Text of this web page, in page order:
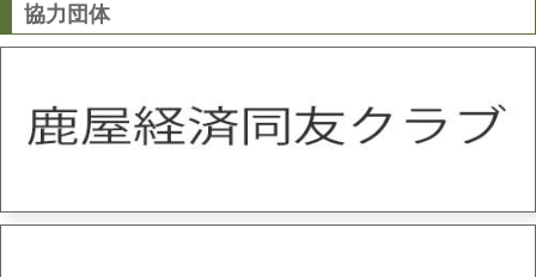
協力団体